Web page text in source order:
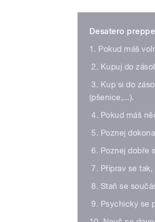
Desatero
1. Pokud máš
2. Kupuj do
3. Kup si do
(pšenice,...).
4. Pokud máš
5. Poznej
6. Poznej dobře
7. Připrav se
8. Staň se
9. Psychicky se